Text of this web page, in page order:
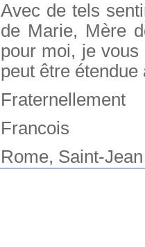
Avec de tels
de Marie, Mère
pour moi, je vous
peut être
Fraternellement
Francois
Rome, Saint-